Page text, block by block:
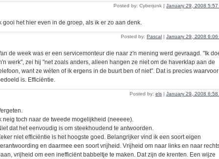
Posted by: Cyberjunk | January 29, 2008 5:57
Ik gooi het hier even in de groep, als ik er zo aan denk.
Posted by: Pascal | January 29, 2008 6:06
de week was er een servicemonteur die naar z'n mening werd gevraagd. "Ik
werk", zei hij "net zoals anders, alleen hangen ze niet om de haverklap aan de
want ze wéten of ik ergens in de buurt ben of niet". Dat is precies waarvoor
is. Efficiëntie.
Posted by: els | January 29, 2008 6:58
Ik neig toch naar de tweede mogelijkheid (neeeee).
dat het eenvoudig is om steekhoudend te antwoorden.
niet efficiëntie is het hoogste goed. Belangrijker vind ik een soort eigen
en daarmee een soort vrijheid. Vrijheid om naar links en naar
vrijheid om een inefficiënt babbeltje te maken. Dat zijn de krenten. Een wijze